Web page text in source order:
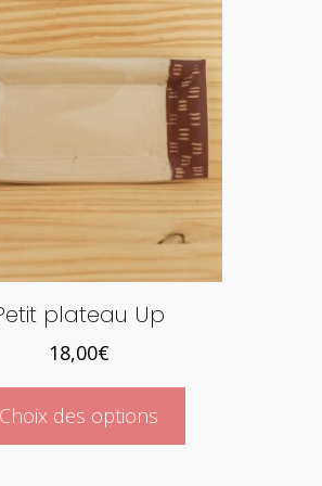
plateau Up
18,00€
Choix des options
Ce
a